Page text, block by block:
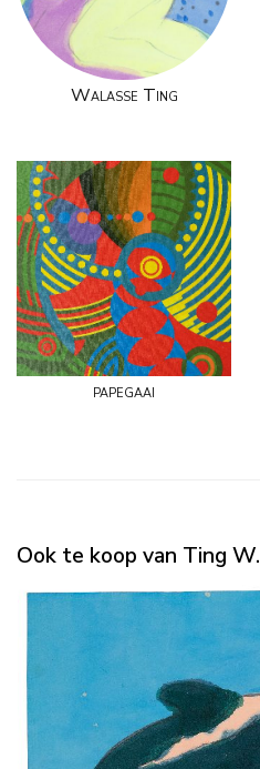
Walasse Ting
papegaai
Ook te koop van Ting W.